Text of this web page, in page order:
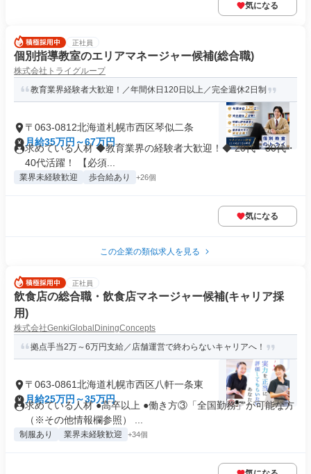
気になる
正社員
個別指導教室のエリアマネージャー候補(総合職)
株式会社トライグループ
教育業界経験者大歓迎！／年間休日120日以上／完全週休2日制
〒063-0812北海道札幌市西区琴似二条
月給35万円～67万円
求めている人材 ◆教育業界の経験者大歓迎！◆ 20代・30代・
40代活躍！ 【必須...
業界未経験歓迎 歩合給あり +26個
気になる
この企業の類似求人を見る
正社員
飲食店の総合職・飲食店マネージャー候補(キャリア採
用)
株式会社GenkiGlobalDiningConcepts
拠点手当2万～6万円支給／店舗運営で終わらないキャリアへ！
〒063-0861北海道札幌市西区八軒一条東
月給25万円～35万円
求めている人材 ●高卒以上 ●働き方③「全国勤務」が可能な方
（※その他情報欄参照） ...
制服あり 業界未経験歓迎 +34個